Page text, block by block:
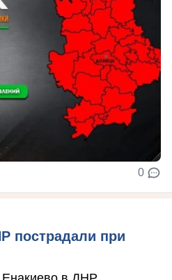
0
пострадали при